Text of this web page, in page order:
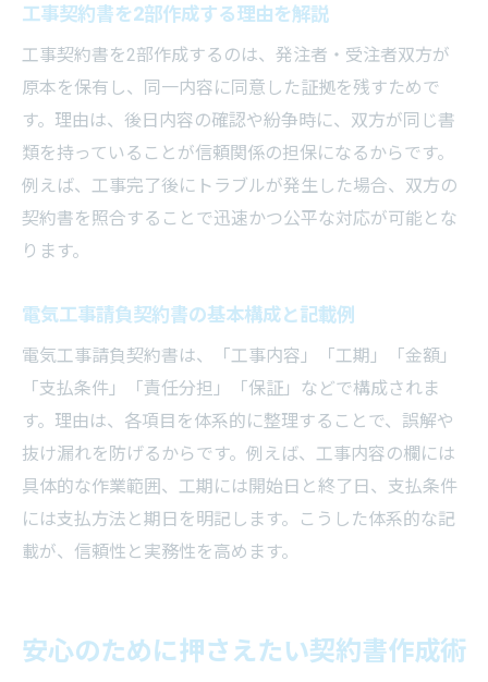
請負契約書に盛り込むべき詳細情報とは
内容確認を怠らないための事前準備策
工事内容・工期の記載例と押さえたい注意
点
電気工事請負契約書でトラブルを未然に防
ぐ
テンプレート選定時の比較ポイントを解説
日本法令の工事請負契約書ダウンロード活
用法
無料雛形を使う際の注意点とチェック項目
エクセルテンプレート活用で作業効率アッ
プ
最新のひな形を利用するメリットを紹介
契約書作成で信頼を築くための実務知識
請負契約書の内容説明で安心を提供するコ
ツ
工事契約書を2部作成する理由を解説
工事契約書を2部作成するのは、発注者・受注者双方が
原本を保有し、同一内容に同意した証拠を残すためで
す。理由は、後日内容の確認や紛争時に、双方が同じ書
類を持っていることが信頼関係の担保になるからです。
例えば、工事完了後にトラブルが発生した場合、双方の
契約書を照合することで迅速かつ公平な対応が可能とな
ります。
電気工事請負契約書の基本構成と記載例
電気工事請負契約書は、「工事内容」「工期」「金額」
「支払条件」「責任分担」「保証」などで構成されま
す。理由は、各項目を体系的に整理することで、誤解や
抜け漏れを防げるからです。例えば、工事内容の欄には
具体的な作業範囲、工期には開始日と終了日、支払条件
には支払方法と期日を明記します。こうした体系的な記
載が、信頼性と実務性を高めます。
安心のために押さえたい契約書作成術